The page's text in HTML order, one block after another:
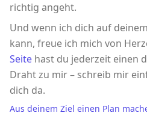
richtig angeht.
Und wenn ich dich auf
kann, freue ich mich von
Seite hast du jederzeit einen
Draht zu mir – schreib mir
dich da.
Aus deinem Ziel einen Plan